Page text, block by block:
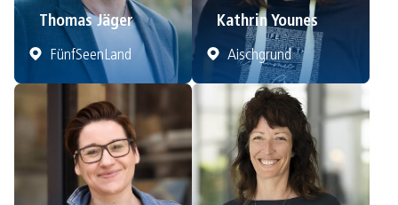
Thomas Jäger
FünfSeenLand
Kathrin Younes
Aischgrund